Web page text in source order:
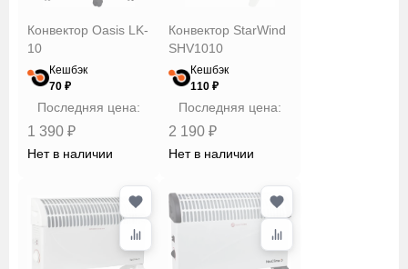
Timberk
Viomi
WILLMARK
Xiaomi
Тип
нагревательного
элемента
Конвектор Oasis LK-
10
Кешбэк
70 ₽
Последняя цена:
1 390 ₽
Нет в наличии
Конвектор StarWind
SHV1010
Кешбэк
110 ₽
Последняя цена:
2 190 ₽
Нет в наличии